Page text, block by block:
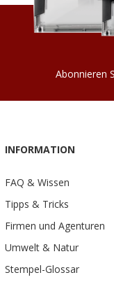
Abonnieren
INFORMATION
FAQ & Wissen
Tipps & Tricks
Firmen und Agenturen
Umwelt & Natur
Stempel-Glossar